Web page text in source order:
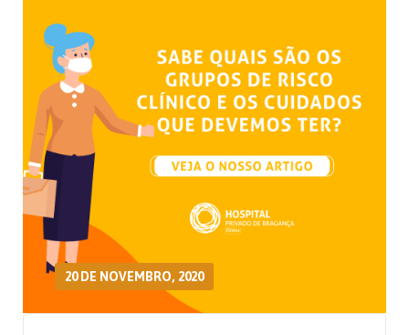
20 DE NOVEMBRO, 2020